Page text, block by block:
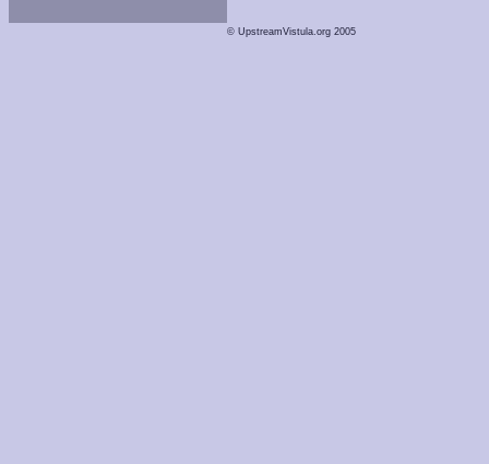
© UpstreamVistula.org 2005